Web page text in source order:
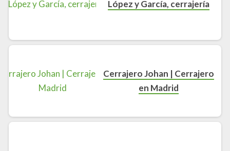
López y García, cerrajería
Cerrajero Johan | Cerrajero
en Madrid